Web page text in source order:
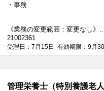
・事務
《業務の変更範囲：変更なし
21002361
受理日：7月15日 有効期限：9月
管理栄養士（特別養護老